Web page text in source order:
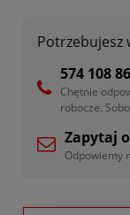
Potrzebujesz
574 108
Chętnie
robocze.
Zapytaj
Odpowiemy